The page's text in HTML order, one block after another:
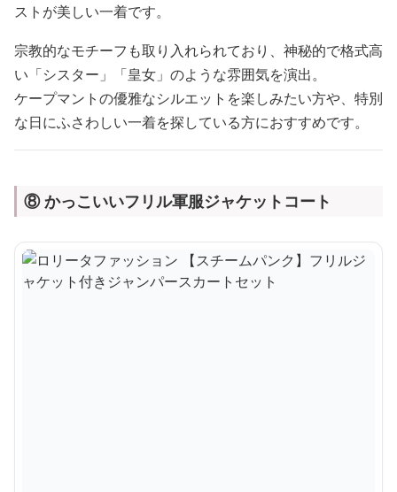
ストが美しい一着です。
宗教的なモチーフも取り入れられており、神秘的で格式高
い「シスター」「皇女」のような雰囲気を演出。
ケープマントの優雅なシルエットを楽しみたい方や、特別
な日にふさわしい一着を探している方におすすめです。
⑧ かっこいいフリル軍服ジャケットコート